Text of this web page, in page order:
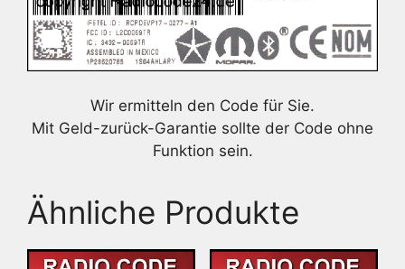
Wir ermitteln den Code für Sie.
Mit Geld-zurück-Garantie sollte der Code ohne
Funktion sein.
Ähnliche Produkte